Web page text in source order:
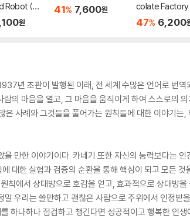
Robot (미
원
41% 7,600원
colate Factory
47% 6,200
년 초판이 발행된 이래, 전 세계 수많은 언어로 번
의 마음을 열고, 그 마음을 움직이게 하여 스스로의
사례와 그것들을 풀어가는 원칙들에 대한 이야기는,
만한 이야기이다. 카네기 또한 자신의 능력보다는
대한 실험과 검증의 순환을 통해 핵심이 되고 모든
에서 상대방으로 호감을 얻고, 효과적으로 상대방
우리는 쓸만하고 괜찮은 사람으로 주위에서 인정받
하나하나 점검하고 챙긴다면 성공적이고 행복한 인